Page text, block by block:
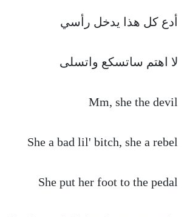
أدع كل هذا يدخل رأسي
لا اهتم ساتسكع واتسلى
Mm, she the devil
She a bad lil' bitch, she a rebel
She put her foot to the pedal